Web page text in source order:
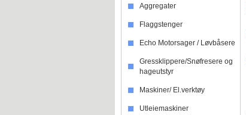
Aggregater
Flaggstenger
Echo Motorsager / Løvbåsere
Gressklippere/Snøfresere og
hageutstyr
Maskiner/ El.verktøy
Utleiemaskiner